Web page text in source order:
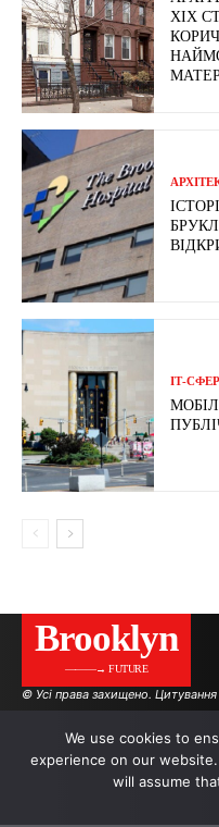
ХІХ
ІТ-
Brooklyn
———→ FUTURE
© Усі права захищено.
We use cookies to
experience on our
will assume